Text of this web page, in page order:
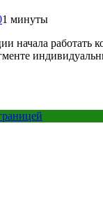
1 минуты
начала работать